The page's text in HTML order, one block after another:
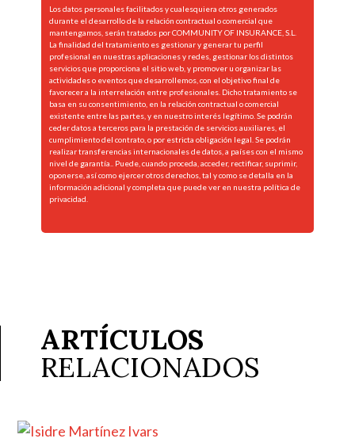
Los datos personales facilitados y cualesquiera otros generados
durante el desarrollo de la relación contractual o comercial que
mantengamos, serán tratados por COMMUNITY OF INSURANCE, S.L.
La finalidad del tratamiento es gestionar y generar tu perfil
profesional en nuestras aplicaciones y redes, gestionar los distintos
servicios que proporciona el sitio web, y promover u organizar las
actividades o eventos que desarrollemos, con el objetivo final de
favorecer a la interrelación entre profesionales. Dicho tratamiento se
basa en su consentimiento, en la relación contractual o comercial
existente entre las partes, y en nuestro interés legítimo. Se podrán
ceder datos a terceros para la prestación de servicios auxiliares, el
cumplimiento del contrato, o por estricta obligación legal. Se podrán
realizar transferencias internacionales de datos, a países con el mismo
nivel de garantía.. Puede, cuando proceda, acceder, rectificar, suprimir,
oponerse, así como ejercer otros derechos, tal y como se detalla en la
información adicional y completa que puede ver en nuestra política de
privacidad.
ARTÍCULOS
RELACIONADOS